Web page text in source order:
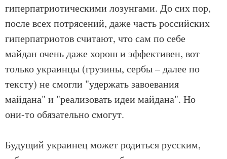
гиперпатриотическими лозунгами. До сих пор,
после всех потрясений, даже часть российских
гиперпатриотов считают, что сам по себе
майдан очень даже хорош и эффективен, вот
только украинцы (грузины, сербы – далее по
тексту) не смогли "удержать завоевания
майдана" и "реализовать идеи майдана". Но
они-то обязательно смогут.
Будущий украинец может родиться русским,